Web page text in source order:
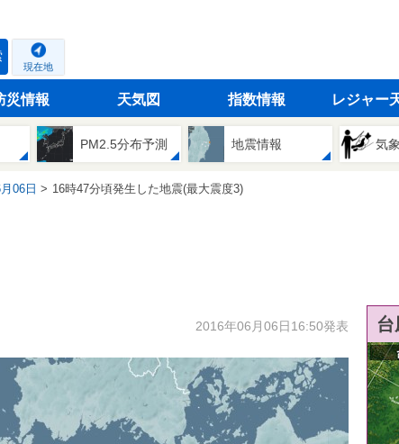
現在地
災情報 天気図 指数情報 レジャー
PM2.5分布予測 地震情報 気
06日 16時47分頃発生した地震(最大震度3)
2016年06月06日16:50発表